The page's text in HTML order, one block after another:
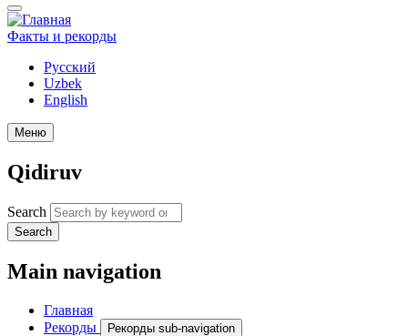
Факты и рекорды
Русский
Uzbek
English
Меню
Qidiruv
Search
Search
Main navigation
Главная
Рекорды
Рекорды sub-navigation